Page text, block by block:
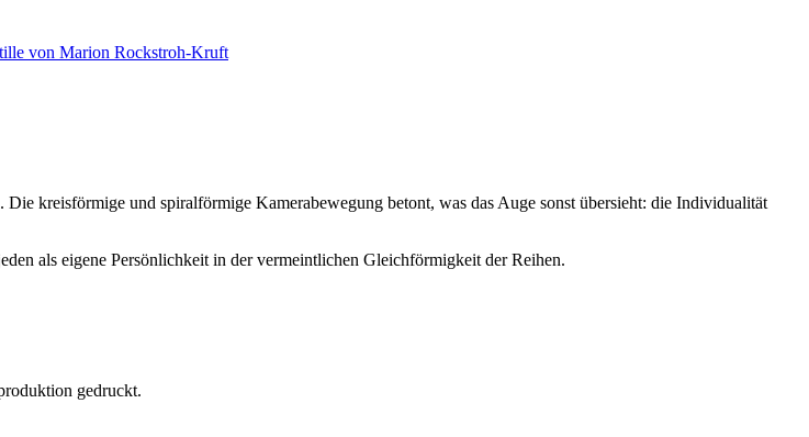
kreisförmige und spiralförmige Kamerabewegung betont, was das Auge sonst übersieht: die Individualität
als eigene Persönlichkeit in der vermeintlichen Gleichförmigkeit der Reihen.
gedruckt.